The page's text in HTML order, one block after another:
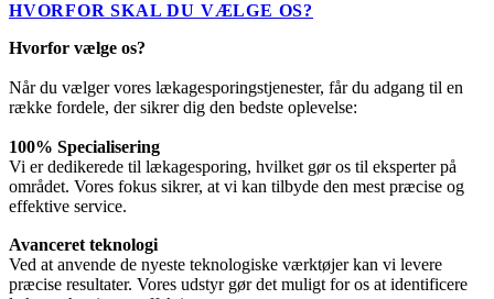
HVORFOR SKAL DU VÆLGE OS?
Hvorfor vælge os?
Når du vælger vores lækagesporingstjenester, får du adgang til en
række fordele, der sikrer dig den bedste oplevelse:
100% Specialisering
Vi er dedikerede til lækagesporing, hvilket gør os til eksperter på
området. Vores fokus sikrer, at vi kan tilbyde den mest præcise og
effektive service.
Avanceret teknologi
Ved at anvende de nyeste teknologiske værktøjer kan vi levere
præcise resultater. Vores udstyr gør det muligt for os at identificere